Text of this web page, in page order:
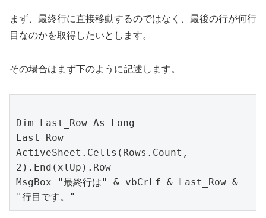
まず、最終行に直接移動するのではなく、最後の行が何行
目なのかを取得したいとします。
その場合はまず下のように記述します。
Dim Last_Row As Long
Last_Row =
ActiveSheet.Cells(Rows.Count,
2).End(xlUp).Row
MsgBox "最終行は" & vbCrLf & Last_Row &
"行目です。"